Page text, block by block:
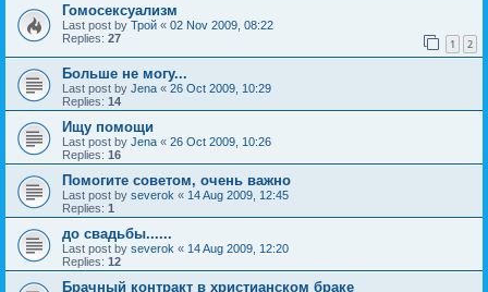
Гомосексуализм
Last post by Трой « 02 Nov 2009, 08:22
Replies: 27 1 2
Больше не могу...
Last post by Jena « 26 Oct 2009, 10:29
Replies: 14
Ищу помощи
Last post by Jena « 26 Oct 2009, 10:26
Replies: 16
Помогите советом, очень важно
Last post by severok « 14 Aug 2009, 12:45
Replies: 1
до свадьбы......
Last post by severok « 14 Aug 2009, 12:20
Replies: 12
Брачный контракт в христианском браке